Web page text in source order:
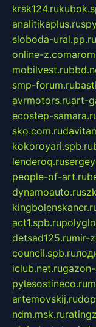
krsk124.ru
analitikaplus.ru
sloboda-ural.pp.ru
online-z.com
mobilvest.ru
smp-forum.ru
avrmotors.ruart-
ecostep-
sko.com.ru
kokoroyari.spb.ru
lenderoq.ru
people-of-art.ru
dynamoauto.ru
act1.spb.ru
detsad125.rumir-
council.spb.ru
iclub.net.ru
pylesostineco.ru
artemovskij.ru
ndm.msk.ru